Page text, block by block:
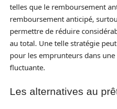
telles que le remboursement
remboursement anticipé,
permettre de réduire
au total. Une telle stratégie
pour les emprunteurs dans
fluctuante.
Les alternatives au